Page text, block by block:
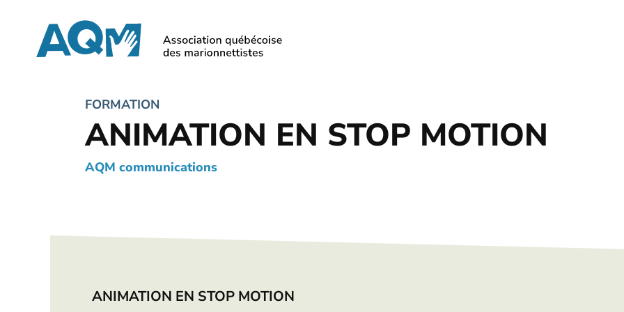
content
FORMATION
ANIMATION EN STOP MOTION
AQM communications
ANIMATION EN STOP MOTION